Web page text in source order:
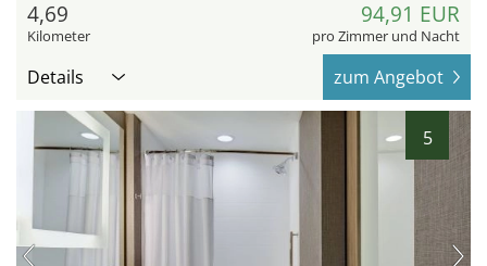
4,69
Kilometer
94,91 EUR
pro Zimmer und Nacht
Details zum Angebot
5